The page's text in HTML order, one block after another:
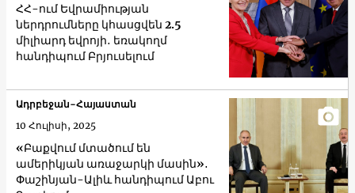
ՀՀ-ում Եվրամիության
ներդրումները կհասցվեն 2.5
միլիարդ եվրոյի․ եռակողմ
հանդիպում Բրյուսելում
«Բաքվում մտածում են
ամերիկյան առաջարկի մասին»․
Փաշինյան-Ալիև հանդիպում Աբու
Ադրբեջան-Հայաստան
10 Հուլիսի, 2025